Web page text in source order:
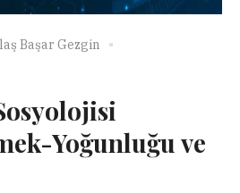
Başar Gezgin
Yoğunluğu ve